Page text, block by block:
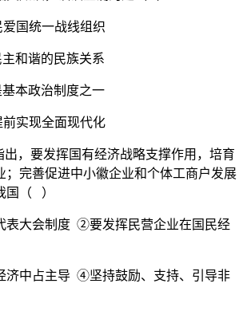
国统一战线组织
和谐的民族关系
本政治制度之一
实现全面现代化
出，要发挥国有经济战略支撑作用，培育
；完善促进中小徽企业和个体工商户发展
国（ ）
表大会制度 ②要发挥民营企业在国民经
济中占主导 ④坚持鼓励、支持、引导非